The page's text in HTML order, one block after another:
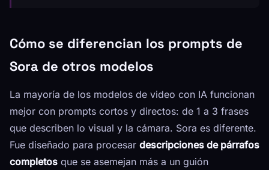
Cómo se diferencian los prompts de
Sora de otros modelos
La mayoría de los modelos de video con IA funcionan
mejor con prompts cortos y directos: de 1 a 3 frases
que describen lo visual y la cámara. Sora es diferente.
Fue diseñado para procesar descripciones de párrafos
completos que se asemejan más a un guión